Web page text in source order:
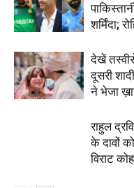
शर्मिंदा;
देखें
दूसरी
ने भेजा
राहुल
के दावों
विराट